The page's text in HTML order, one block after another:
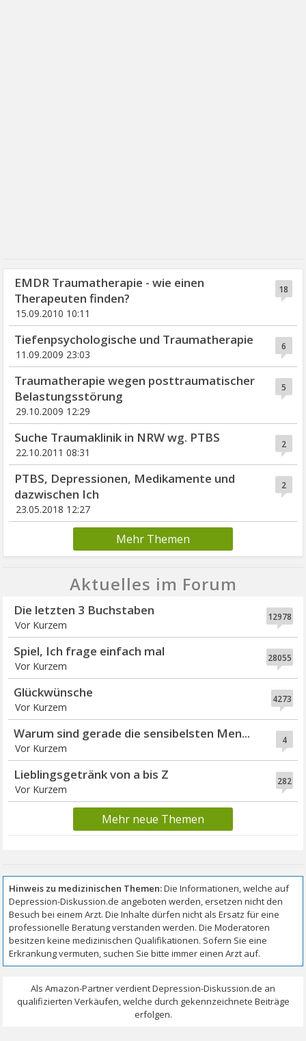
18
EMDR Traumatherapie - wie einen
Therapeuten finden?
15.09.2010 10:11
6
Tiefenpsychologische und Traumatherapie
11.09.2009 23:03
5
Traumatherapie wegen posttraumatischer
Belastungsstörung
29.10.2009 12:29
2
Suche Traumaklinik in NRW wg. PTBS
22.10.2011 08:31
2
PTBS, Depressionen, Medikamente und
dazwischen Ich
23.05.2018 12:27
Mehr Themen
Aktuelles im Forum
12978
Die letzten 3 Buchstaben
Vor Kurzem
28055
Spiel, Ich frage einfach mal
Vor Kurzem
4273
Glückwünsche
Vor Kurzem
4
Warum sind gerade die sensibelsten Men...
Vor Kurzem
282
Lieblingsgetränk von a bis Z
Vor Kurzem
Mehr neue Themen